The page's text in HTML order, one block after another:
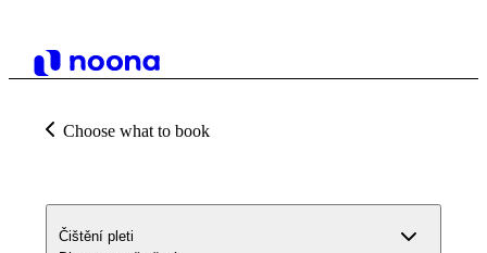
Choose what to book
Čištění pleti